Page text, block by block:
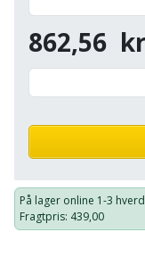
terrassebrædder
Lecablokke
fundablokke
Lofttrapper
Murbinder
Høvl
Kloakrenser
og
hobbykniv
Detektor
Dykkerpistol
Dyksav
tilbehør
mosfjerner
Elartikler
Flagstænger
og
have
Fuglefoderhus
862,56
På lager online 1-3
Fragtpris: 439,00